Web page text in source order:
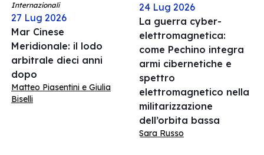
Internazionali
27 Lug 2026
Mar Cinese
Meridionale: il lodo
arbitrale dieci anni
dopo
Matteo Piasentini e Giulia
Biselli
24 Lug 2026
La guerra cyber-
elettromagnetica:
come Pechino integra
armi cibernetiche e
spettro
elettromagnetico nella
militarizzazione
dell’orbita bassa
Sara Russo